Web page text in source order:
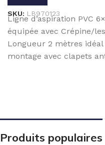
SKU: LB970123
Ligne d’aspiration PVC
équipée avec Crépine/
Longueur 2 mètres
montage avec clapets
Produits populaires